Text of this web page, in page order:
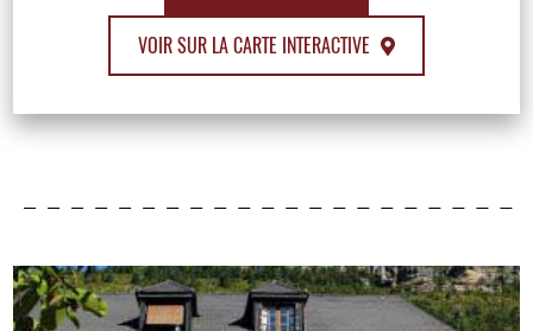
VOIR SUR LA CARTE INTERACTIVE